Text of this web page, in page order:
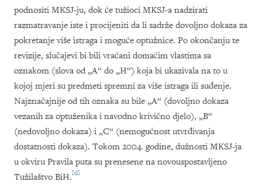
podnositi MKSJ-ju, dok će tužioci MKSJ-a nadzirati
razmatravanje iste i procijeniti da li sadrže dovoljno dokaza za
pokretanje više istraga i moguće optužnice. Po okončanju te
revizije, slučajevi bi bili vraćani domaćim vlastima sa
oznakom (slova od „A“ do „H“) koja bi ukazivala na to u
kojoj mjeri su predmeti spremni za više istraga ili suđenje.
Najznačajnije od tih oznaka su bile „A“ (dovoljno dokaza
vezanih za optuženika i navodno krivično djelo), „B“
(nedovoljno dokaza) i „C“ (nemogućnost utvrđivanja
dostatnosti dokaza). Tokom 2004. godine, dužnosti MKSJ-ja
u okviru Pravila puta su prenesene na novouspostavljeno
Tužilaštvo BiH.[15]